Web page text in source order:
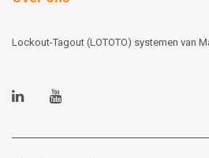
Lockout-Tagout (LOTOTO) systemen van